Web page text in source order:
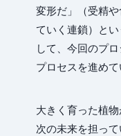
変形だ」（受精
ていく連鎖）と
して、今回のプ
プロセスを進めて
大きく育った植
次の未来を担っ